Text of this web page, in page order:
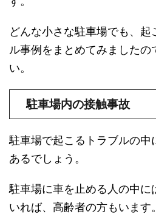
どんな小さな駐車場でも、
ル事例をまとめてみましたの
い。
駐車場内の接触事故
駐車場で起こるトラブルの中
あるでしょう。
駐車場に車を止める人の中に
いれば、高齢者の方もいます。